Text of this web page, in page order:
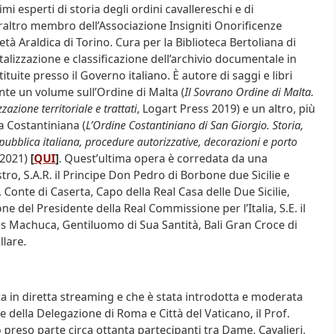
esperti di storia degli ordini cavallereschi e di
membro dell’Associazione Insigniti Onorificenze
Araldica di Torino. Cura per la Biblioteca Bertoliana di
e classificazione dell’archivio documentale in
presso il Governo italiano. È autore di saggi e libri
un volume sull’Ordine di Malta (Il Sovrano Ordine di Malta.
territoriale e trattati, Logart Press 2019) e un altro, più
Costantiniana (L’Ordine Costantiniano di San Giorgio. Storia,
italiana, procedure autorizzative, decorazioni e porto
[QUI]. Quest’ultima opera è corredata da una
S.A.R. il Principe Don Pedro di Borbone due Sicilie e
di Caserta, Capo della Real Casa delle Due Sicilie,
del Presidente della Real Commissione per l’Italia, S.E. il
Machuca, Gentiluomo di Sua Santità, Bali Gran Croce di
in diretta streaming e che è stata introdotta e moderata
della Delegazione di Roma e Città del Vaticano, il Prof.
preso parte circa ottanta partecipanti tra Dame, Cavalieri,